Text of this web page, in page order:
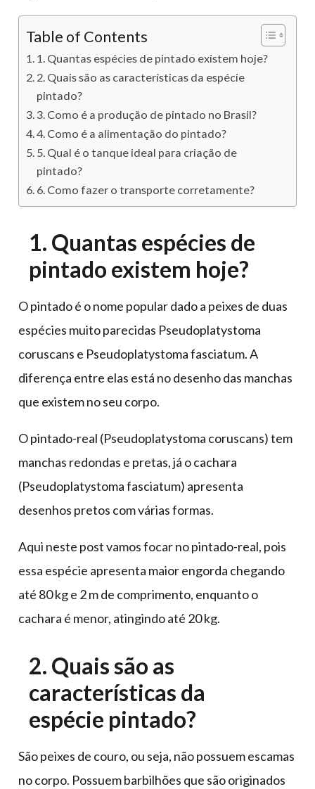
Table of Contents
1. Quantas espécies de pintado existem hoje?
2. Quais são as características da espécie
pintado?
3. Como é a produção de pintado no Brasil?
4. Como é a alimentação do pintado?
5. Qual é o tanque ideal para criação de
pintado?
6. Como fazer o transporte corretamente?
1. Quantas espécies de
pintado existem hoje?
O pintado é o nome popular dado a peixes de duas
espécies muito parecidas Pseudoplatystoma
coruscans e Pseudoplatystoma fasciatum. A
diferença entre elas está no desenho das manchas
que existem no seu corpo.
O pintado-real (Pseudoplatystoma coruscans) tem
manchas redondas e pretas, já o cachara
(Pseudoplatystoma fasciatum) apresenta
desenhos pretos com várias formas.
Aqui neste post vamos focar no pintado-real, pois
essa espécie apresenta maior engorda chegando
até 80 kg e 2 m de comprimento, enquanto o
cachara é menor, atingindo até 20 kg.
2. Quais são as
características da
espécie pintado?
São peixes de couro, ou seja, não possuem escamas
no corpo. Possuem barbilhões que são originados